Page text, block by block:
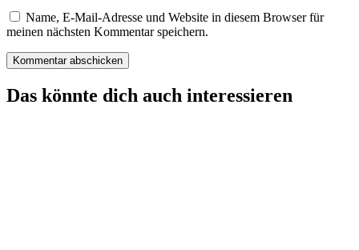
Name, E-Mail-Adresse und Website in diesem Browser für
meinen nächsten Kommentar speichern.
Das könnte dich auch interessieren